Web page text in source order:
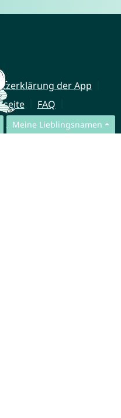
Meine Lieblingsnamen
der App
FAQ
Impressum